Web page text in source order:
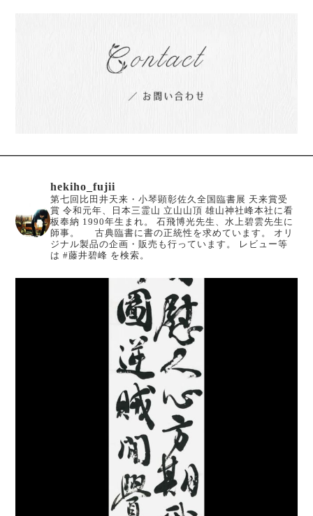
hekiho_fujii
第七回比田井天来・小琴顕彰佐久全国臨書展 天来賞受
賞 令和元年、日本三霊山 立山山頂 雄山神社峰本社に看
板奉納 1990年生まれ。
石飛博光先生、水上碧雲先生に
師事。
古典臨書に書の正統性を求めています。
オリ
ジナル製品の企画・販売も行っています。
レビュー等
は #藤井碧峰 を検索。